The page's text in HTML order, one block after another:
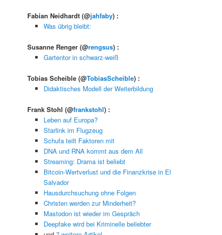
Fabian Neidhardt(@jahfaby) :
Was übrig bleibt:
Susanne Renger(@rengsus) :
Gartentor in schwarz-weiß
Tobias Scheible(@TobiasScheible) :
Didaktisches Modell der Weiterbildung
Frank Stohl(@frankstohl) :
Leben auf Europa?
Starlink im Flugzeug
Schufa teilt Faktoren mit
DNA und RNA kommt aus dem All
Streaming: Drama ist beliebt
Bitcoin-Wertverlust und die Finanzkrise in El
Salvador
Hausdurchsuchung ohne Folgen
Christen werden zur Minderheit?
Mastodon ist wieder im Gespräch
Deepfake wird bei Kriminelle beliebter